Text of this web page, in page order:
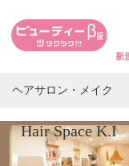
新
ヘアサロン・メイク
Hair Space K.I